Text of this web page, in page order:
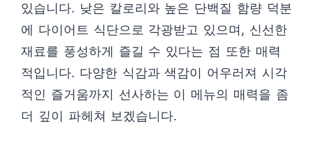
있습니다. 낮은 칼로리와 높은 단백질 함량 덕분
에 다이어트 식단으로 각광받고 있으며, 신선한
재료를 풍성하게 즐길 수 있다는 점 또한 매력
적입니다. 다양한 식감과 색감이 어우러져 시각
적인 즐거움까지 선사하는 이 메뉴의 매력을 좀
더 깊이 파헤쳐 보겠습니다.